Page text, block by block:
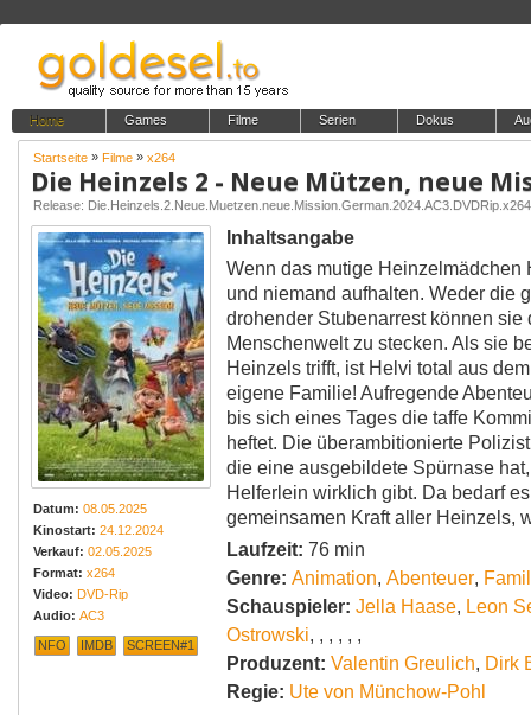
Home Games Filme Serien Dokus
Startseite » Filme » x264
Die Heinzels 2 - Neue Mützen, neue
Release:
Datum: 08.05.2025
Kinostart: 24.12.2024
Verkauf: 02.05.2025
Format: x264
Video: DVD-Rip
Audio: AC3
NFO IMDB SCREEN#1
Inhaltsangabe
Wenn das mutige Heinzelmädchen
und niemand aufhalten. Weder die
drohender Stubenarrest können
Menschenwelt zu stecken. Als sie
Heinzels trifft, ist Helvi total aus
eigene Familie! Aufregende
bis sich eines Tages die taffe
heftet. Die überambitionierte
die eine ausgebildete Spürnase
Helferlein wirklich gibt. Da bedarf
gemeinsamen Kraft aller Heinzels,
Laufzeit: 76 min
Genre: Animation, Abenteuer,
Schauspieler: Jella Haase, Leon
Ostrowski, , , , , ,
Produzent: Valentin Greulich, Dirk
Regie: Ute von Münchow-Pohl